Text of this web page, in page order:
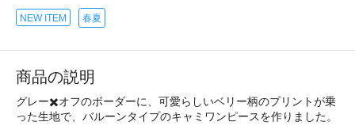
NEW ITEM 春夏
商品の説明
グレー✖️オフのボーダーに、可愛らしいベリー柄のプリントが乗
った生地で、バルーンタイプのキャミワンピースを作りました。